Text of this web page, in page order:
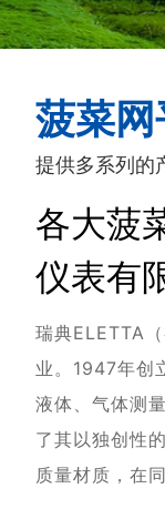
菠菜
提供多系列的
各大菠
仪表有
瑞典ELETTA
业。1947年创
液体、气体测
了其以独创性
质量材质，在